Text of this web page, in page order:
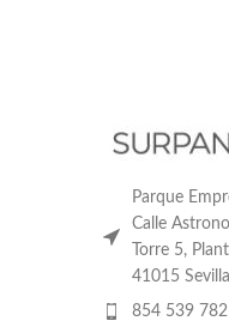
Parque
Calle
Torre 5,
41015 Sevilla
854 539 782